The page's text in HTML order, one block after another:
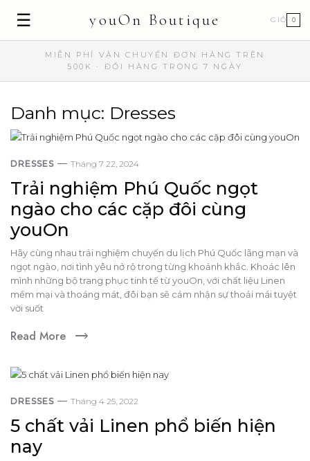
☰ youOn Boutique GIỎ 0
MIỄN PHÍ VẬN CHUYỂN ĐƠN HÀNG TRÊN
500K · ĐỔI HÀNG TRONG 7 NGÀY
Danh mục: Dresses
DRESSES Tháng 7 22, 2024
Trải nghiệm Phú Quốc ngọt
ngào cho các cặp đôi cùng
youOn
Hãy cùng nhau trải nghiệm chuyến du lịch Phú Quốc lãng mạn và
ngọt ngào, nơi tình yêu nở rộ trong từng khoảnh khắc. Khoác lên
mình những bộ trang phục tinh tế từ youOn, với chất liệu Linen
mềm mại và thoáng mát, đôi bạn sẽ cảm nhận sự thoải mái tuyệt
vời suốt
Read More
DRESSES Tháng 4 25, 2022
5 chất vải Linen phổ biến hiện
nay